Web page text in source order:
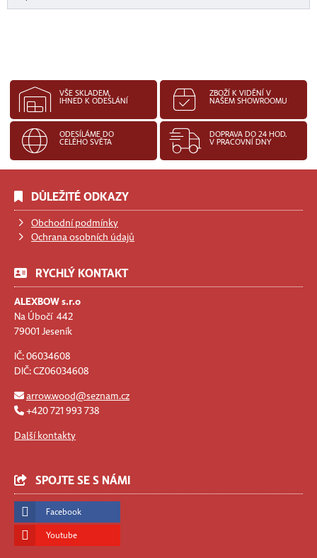
VŠE SKLADEM,
IHNED K ODESLÁNÍ
ZBOŽÍ K VIDĚNÍ V
NAŠEM SHOWROOMU
ODESÍLÁME DO
CELÉHO SVĚTA
DOPRAVA DO 24 HOD.
V PRACOVNÍ DNY
DŮLEŽITÉ ODKAZY
Obchodní podmínky
Ochrana osobních údajů
RYCHLÝ KONTAKT
ALEXBOW s.r.o
Na Úbočí 442
79001 Jeseník
IČ: 06034608
DIČ: CZ06034608
arrow.wood@seznam.cz
+420 721 993 738
Další kontakty
SPOJTE SE S NÁMI
Facebook
Youtube